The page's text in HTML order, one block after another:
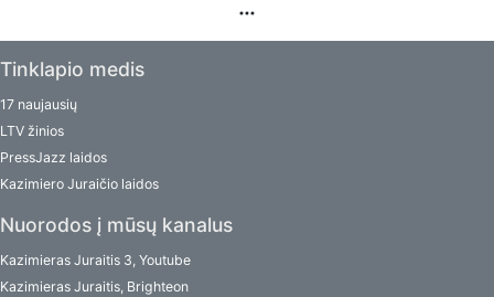
Tinklapio medis
17 naujausių
LTV žinios
PressJazz laidos
Kazimiero Juraičio laidos
Nuorodos į mūsų kanalus
Kazimieras Juraitis 3, Youtube
Kazimieras Juraitis, Brighteon